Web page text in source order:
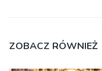
ZOBACZ RÓWNIEŻ